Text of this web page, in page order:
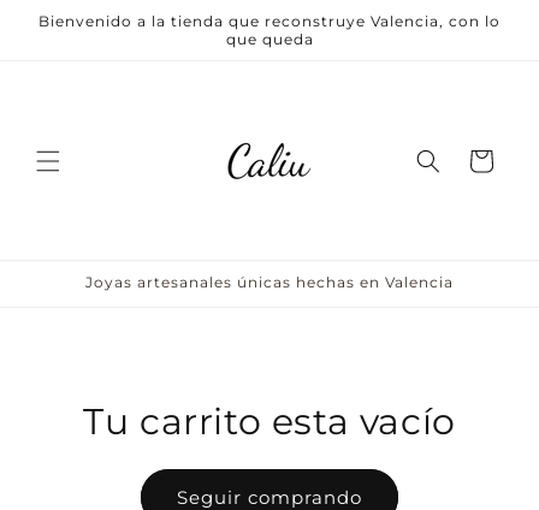
directamente
Bienvenido a la tienda que reconstruye Valencia, con lo
que queda
Carrito
Joyas artesanales únicas hechas en Valencia
Tu carrito esta vacío
Seguir comprando